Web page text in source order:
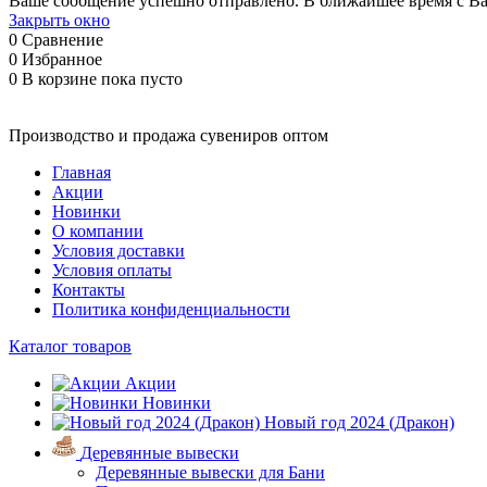
Закрыть окно
0 Сравнение
0 Избранное
0 В корзине пока пусто
Производство и продажа сувениров оптом
Главная
Акции
Новинки
О компании
Условия доставки
Условия оплаты
Контакты
Политика конфиденциальности
Каталог товаров
Акции
Новинки
Новый год 2024 (Дракон)
Деревянные вывески
Деревянные вывески для Бани